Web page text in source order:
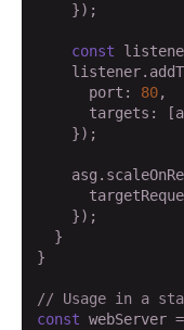
    });
const
      port:
80,
targets:
    });
    });
  }
}
// Usage in a
const webServer =